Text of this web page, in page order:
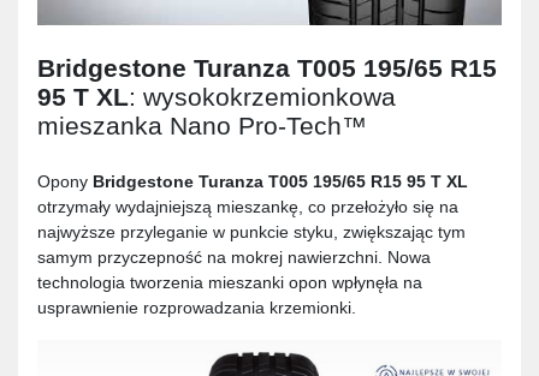
Bridgestone Turanza T005 195/65 R15
95 T XL: wysokokrzemionkowa
mieszanka Nano Pro-Tech™
Opony Bridgestone Turanza T005 195/65 R15 95 T XL
otrzymały wydajniejszą mieszankę, co przełożyło się na
najwyższe przyleganie w punkcie styku, zwiększając tym
samym przyczepność na mokrej nawierzchni. Nowa
technologia tworzenia mieszanki opon wpłynęła na
usprawnienie rozprowadzania krzemionki.